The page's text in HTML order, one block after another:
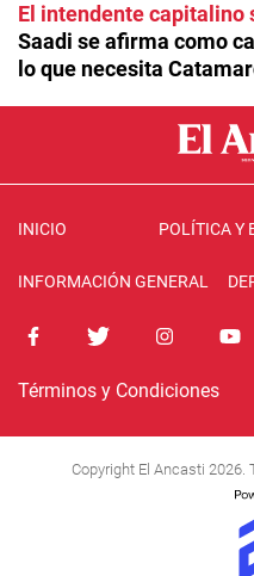
El intendente capitalino
Saadi se afirma como
lo que necesita
INICIO POLÍTICA Y
INFORMACIÓN GENERAL
Términos y Condiciones
Copyright El Ancasti 2026.